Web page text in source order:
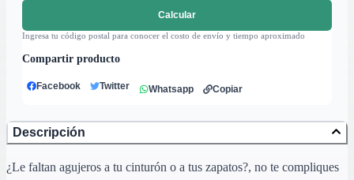
Calcular
Ingresa tu código postal para conocer el costo de envío y tiempo aproximado
Compartir producto
Facebook Twitter Whatsapp Copiar
Descripción
¿Le faltan agujeros a tu cinturón o a tus zapatos?, no te compliques